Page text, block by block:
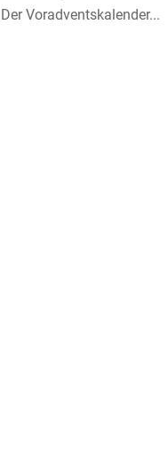
Voradventskalender...